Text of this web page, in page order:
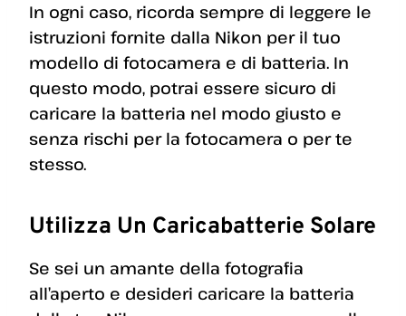
In ogni caso, ricorda sempre di leggere le
istruzioni fornite dalla Nikon per il tuo
modello di fotocamera e di batteria. In
questo modo, potrai essere sicuro di
caricare la batteria nel modo giusto e
senza rischi per la fotocamera o per te
stesso.
Utilizza Un Caricabatterie Solare
Se sei un amante della fotografia
all’aperto e desideri caricare la batteria